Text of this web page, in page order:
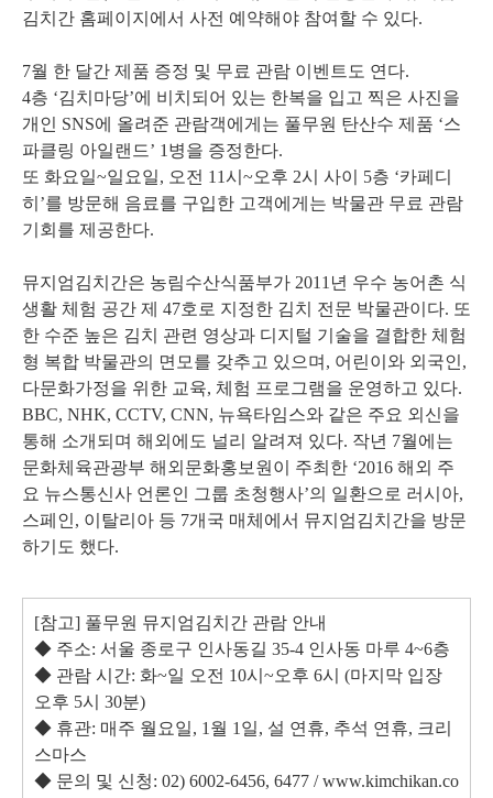
김치간 홈페이지에서 사전 예약해야 참여할 수 있다.
7월 한 달간 제품 증정 및 무료 관람 이벤트도 연다.
4층 ‘김치마당’에 비치되어 있는 한복을 입고 찍은 사진을
개인 SNS에 올려준 관람객에게는 풀무원 탄산수 제품 ‘스
파클링 아일랜드’ 1병을 증정한다.
또 화요일~일요일, 오전 11시~오후 2시 사이 5층 ‘카페디
히’를 방문해 음료를 구입한 고객에게는 박물관 무료 관람
기회를 제공한다.
뮤지엄김치간은 농림수산식품부가 2011년 우수 농어촌 식
생활 체험 공간 제 47호로 지정한 김치 전문 박물관이다. 또
한 수준 높은 김치 관련 영상과 디지털 기술을 결합한 체험
형 복합 박물관의 면모를 갖추고 있으며, 어린이와 외국인,
다문화가정을 위한 교육, 체험 프로그램을 운영하고 있다.
BBC, NHK, CCTV, CNN, 뉴욕타임스와 같은 주요 외신을
통해 소개되며 해외에도 널리 알려져 있다. 작년 7월에는
문화체육관광부 해외문화홍보원이 주최한 ‘2016 해외 주
요 뉴스통신사 언론인 그룹 초청행사’의 일환으로 러시아,
스페인, 이탈리아 등 7개국 매체에서 뮤지엄김치간을 방문
하기도 했다.
[참고] 풀무원 뮤지엄김치간 관람 안내
◆ 주소: 서울 종로구 인사동길 35-4 인사동 마루 4~6층
◆ 관람 시간: 화~일 오전 10시~오후 6시 (마지막 입장
오후 5시 30분)
◆ 휴관: 매주 월요일, 1월 1일, 설 연휴, 추석 연휴, 크리
스마스
◆ 문의 및 신청: 02) 6002-6456, 6477 / www.kimchikan.co